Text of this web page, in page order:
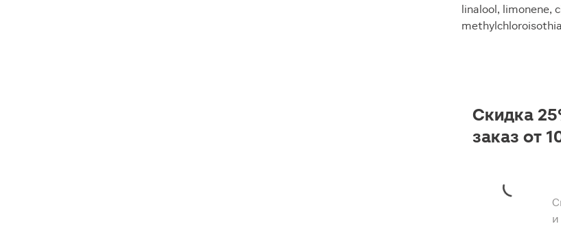
linalool, limonene,
Скидка
заказ от